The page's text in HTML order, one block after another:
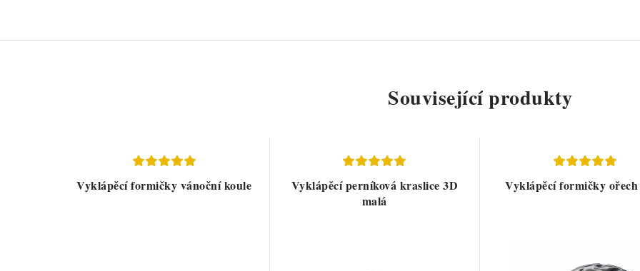
Související produkty
Vyklápěcí formičky vánoční koule
Vyklápěcí perníková kraslice 3D
malá
Vyklápěcí formičky ořech